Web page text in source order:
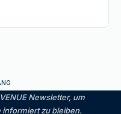
Newsletter, um
zu bleiben.